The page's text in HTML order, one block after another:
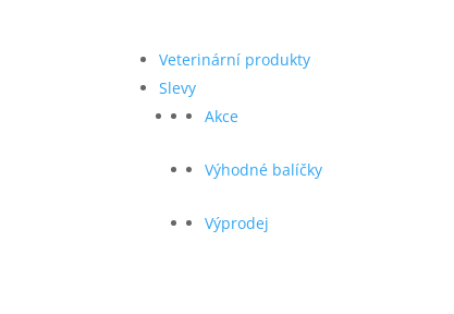
Veterinární produkty
Slevy
Akce
Výhodné balíčky
Výprodej